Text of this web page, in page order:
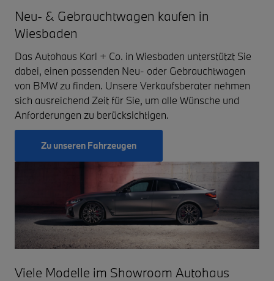
Neu- & Gebrauchtwagen kaufen in
Wiesbaden
Das Autohaus Karl + Co. in Wiesbaden unterstützt Sie
dabei, einen passenden Neu- oder Gebrauchtwagen
von BMW zu finden. Unsere Verkaufsberater nehmen
sich ausreichend Zeit für Sie, um alle Wünsche und
Anforderungen zu berücksichtigen.
Zu unseren Fahrzeugen
Viele Modelle im Showroom Autohaus